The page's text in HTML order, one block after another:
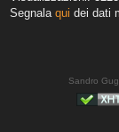
Segnala qui dei dati
Sandro